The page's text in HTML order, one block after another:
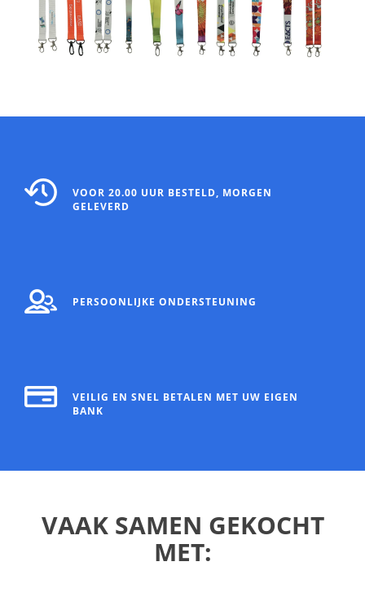
VOOR 20.00 UUR BESTELD, MORGEN
GELEVERD
PERSOONLIJKE ONDERSTEUNING
VEILIG EN SNEL BETALEN MET UW EIGEN
BANK
VAAK SAMEN GEKOCHT
MET: